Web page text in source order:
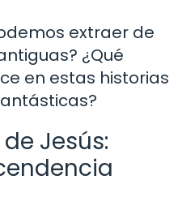
extraer de
¿Qué
en estas historias
Jesús: